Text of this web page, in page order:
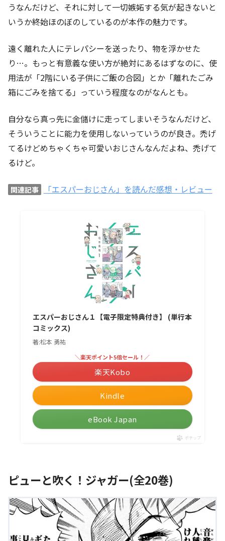
うなんだけど、それに対して一切嫉妬する気が起きないと
いうか終始ほのぼのしているのが本作の魅力です。
遠く離れた人にテレパシーを送ったり、物を浮かせた
り…。もっと有意義な使い方が絶対にあるはずなのに、使
用法が「2階にいる子供にご飯の合図」とか「離れたごみ
箱にごみを捨てる」っていう程度なのがなんとも。
自分なら真っ先に金儲けに走ってしまいそうなんだけど、
そういうことに能力を使用しないっていうのが良き。禿げ
てるけどめちゃくちゃ可愛いおじさんなんだよね、禿げて
るけど。
関連記事 「エスパーおじさん」を読んだ感想・レビュー
エスパーおじさん１【電子限定特典付き】 (単行本
コミックス)
著:松本 勇祐
Kindle
＼楽天ポイント5倍セール！／
楽天Kobo
eBook Japan
ポチップ
ピューと吹く！ジャガー(全20巻)